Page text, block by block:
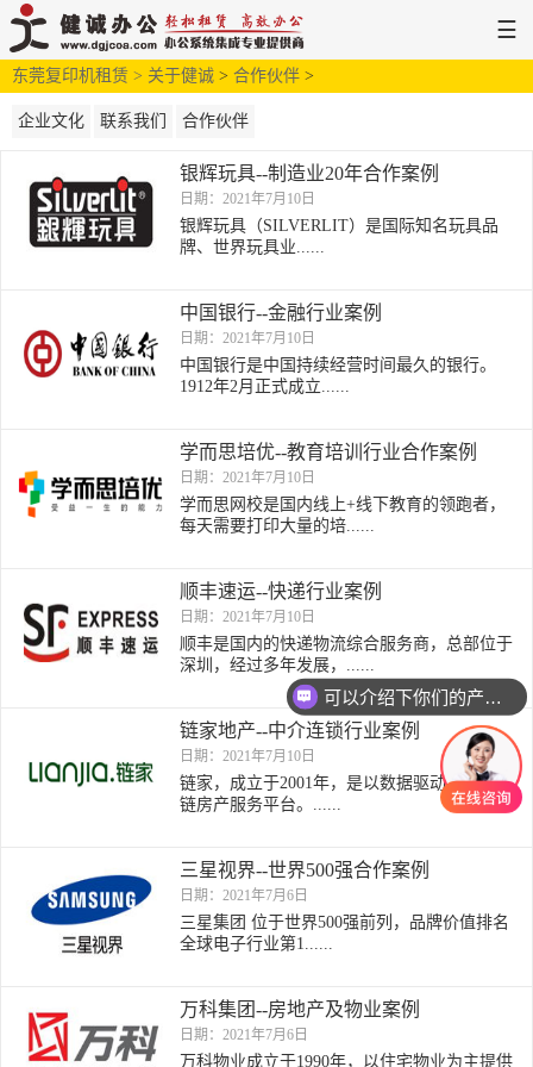
☰
网站首页 解决方案 新闻中心
东莞复印机租赁 > 关于健诚 > 合作伙伴 >
企业文化 联系我们 合作伙伴
银辉玩具--制造业20年合作案例
日期：2021年7月10日
银辉玩具（SILVERLIT）是国际知名玩具品
牌、世界玩具业......
中国银行--金融行业案例
日期：2021年7月10日
中国银行是中国持续经营时间最久的银行。
1912年2月正式成立......
学而思培优--教育培训行业合作案例
日期：2021年7月10日
学而思网校是国内线上+线下教育的领跑者，
每天需要打印大量的培......
顺丰速运--快递行业案例
日期：2021年7月10日
顺丰是国内的快递物流综合服务商，总部位于
深圳，经过多年发展，......
链家地产--中介连锁行业案例
日期：2021年7月10日
链家，成立于2001年，是以数据驱动的全价值
链房产服务平台。......
三星视界--世界500强合作案例
日期：2021年7月6日
三星集团 位于世界500强前列，品牌价值排名
全球电子行业第1......
万科集团--房地产及物业案例
日期：2021年7月6日
万科物业成立于1990年，以住宅物业为主提供